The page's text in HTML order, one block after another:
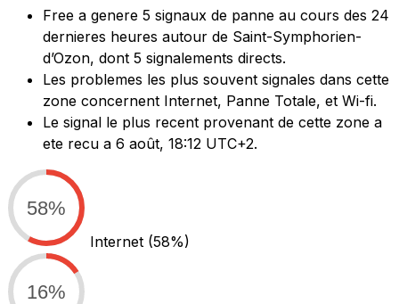
Free a genere 5 signaux de panne au cours des 24
dernieres heures autour de Saint-Symphorien-
d’Ozon, dont 5 signalements directs.
Les problemes les plus souvent signales dans cette
zone concernent Internet, Panne Totale, et Wi-fi.
Le signal le plus recent provenant de cette zone a
ete recu a 6 août, 18:12 UTC+2.
58%
Internet (58%)
16%